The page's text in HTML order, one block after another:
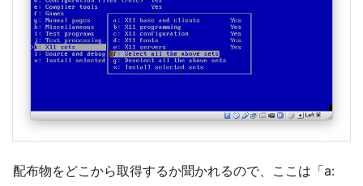
配布物をどこから取得するか聞かれるので、ここは「a: